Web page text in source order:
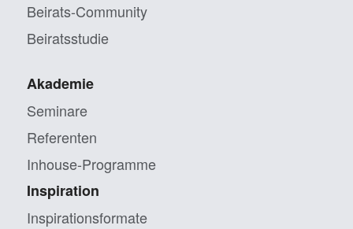
Beirats-Community
Beiratsstudie
Akademie
Seminare
Referenten
Inhouse-Programme
Inspiration
Inspirationsformate